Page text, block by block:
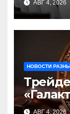
АВГ 4, 2026
НОВОСТИ
Circle,
АВГ 4, 2026